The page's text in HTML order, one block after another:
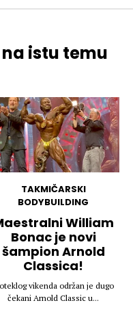
istu temu
TAKMIČARSKI
BODYBUILDING
William
Bonac je novi
šampion Arnold
Classica!
vikenda održan je dugo
čekani Arnold Classic u...